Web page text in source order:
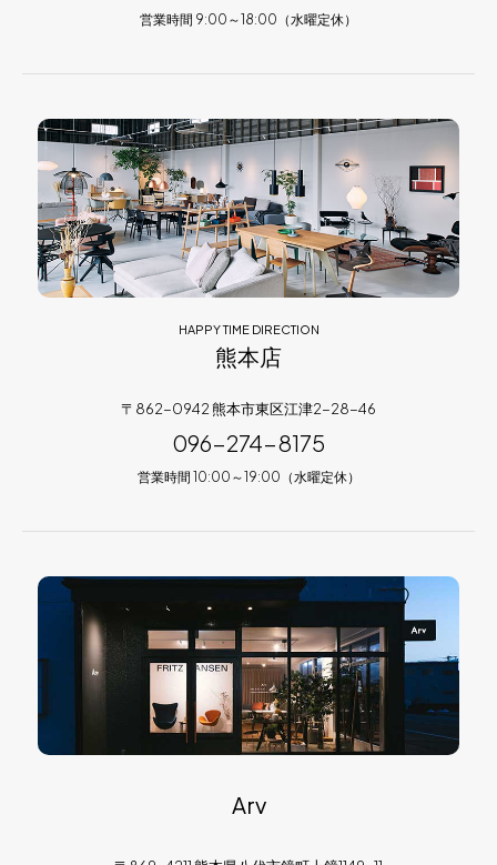
営業時間 9:00～18:00（水曜定休）
HAPPY TIME DIRECTION
熊本店
〒862-0942 熊本市東区江津2-28-46
096-274-8175
営業時間 10:00～19:00（水曜定休）
Arv